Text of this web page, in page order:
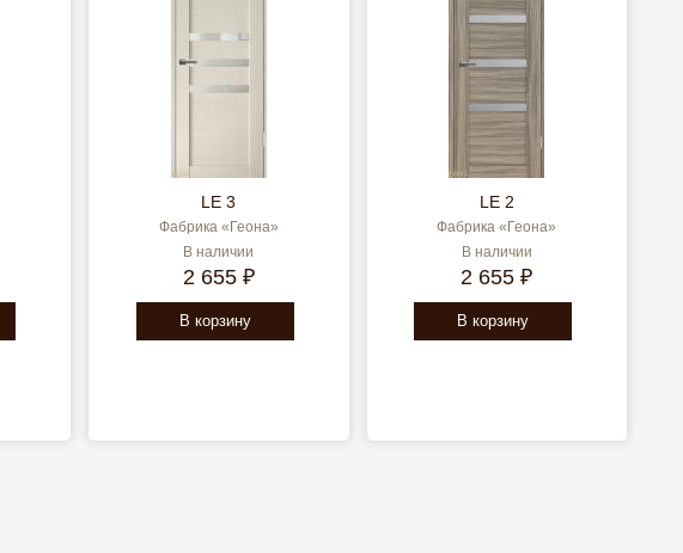
LE 3
Фабрика «Геона»
В наличии
2 655 ₽
В корзину
LE 2
Фабрика «Геона»
В наличии
2 655 ₽
В корзину